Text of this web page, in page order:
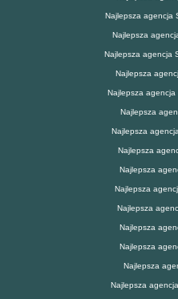
Najlepsza agencja
Najlepsza
Najlepsza agencja
Najlepsza
Najlepsza agencja
Najlepsza
Najlepsza
Najlepsza
Najlepsza
Najlepsza
Najlepsza
Najlepsza
Najlepsza
Najlepsza
Najlepsza